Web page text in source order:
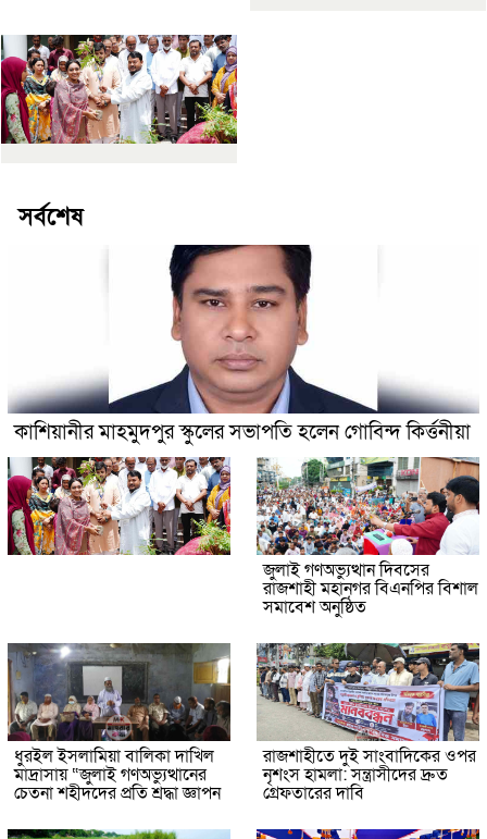
সর্বশেষ
কাশিয়ানীর মাহমুদপুর স্কুলের সভাপতি হলেন গোবিন্দ কির্ত্তনীয়া
জুলাই গণঅভ্যুত্থান দিবসের
রাজশাহী মহানগর বিএনপির বিশাল
সমাবেশ অনুষ্ঠিত
ধুরইল ইসলামিয়া বালিকা দাখিল
মাদ্রাসায় “জুলাই গণঅভ্যুত্থানের
চেতনা শহীদদের প্রতি শ্রদ্ধা জ্ঞাপন
রাজশাহীতে দুই সাংবাদিকের ওপর
নৃশংস হামলা: সন্ত্রাসীদের দ্রুত
গ্রেফতারের দাবি